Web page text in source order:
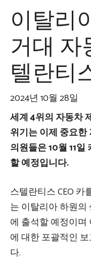
이탈리
거대 자
텔란티
2024년 10월 28일
세계 4위의 자동차
위기는 이제 중요
의원들은 10월 11
할 예정입니다.
스텔란티스 CEO 카
는 이탈리아 하원의
에 출석할 예정이
에 대한 포괄적인
다.